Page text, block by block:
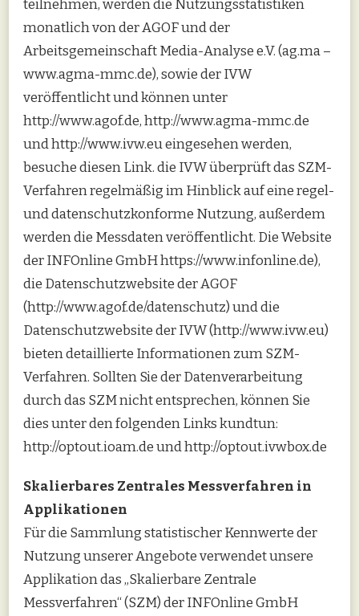
teilnehmen, werden die Nutzungsstatistiken
monatlich von der AGOF und der
Arbeitsgemeinschaft Media-Analyse e.V. (ag.ma –
www.agma-mmc.de), sowie der IVW
veröffentlicht und können unter
http://www.agof.de, http://www.agma-mmc.de
und http://www.ivw.eu eingesehen werden,
besuche diesen Link. die IVW überprüft das SZM-
Verfahren regelmäßig im Hinblick auf eine regel-
und datenschutzkonforme Nutzung, außerdem
werden die Messdaten veröffentlicht. Die Website
der INFOnline GmbH https://www.infonline.de),
die Datenschutzwebsite der AGOF
(http://www.agof.de/datenschutz) und die
Datenschutzwebsite der IVW (http://www.ivw.eu)
bieten detaillierte Informationen zum SZM-
Verfahren. Sollten Sie der Datenverarbeitung
durch das SZM nicht entsprechen, können Sie
dies unter den folgenden Links kundtun:
http://optout.ioam.de und http://optout.ivwbox.de
Skalierbares Zentrales Messverfahren in
Applikationen
Für die Sammlung statistischer Kennwerte der
Nutzung unserer Angebote verwendet unsere
Applikation das „Skalierbare Zentrale
Messverfahren“ (SZM) der INFOnline GmbH